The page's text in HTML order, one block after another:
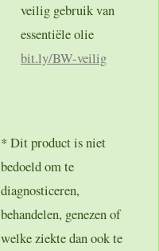
veilig gebruik van
essentiële olie
bit.ly/BW-veilig
* Dit product is niet
bedoeld om te
diagnosticeren,
behandelen, genezen of
welke ziekte dan ook te